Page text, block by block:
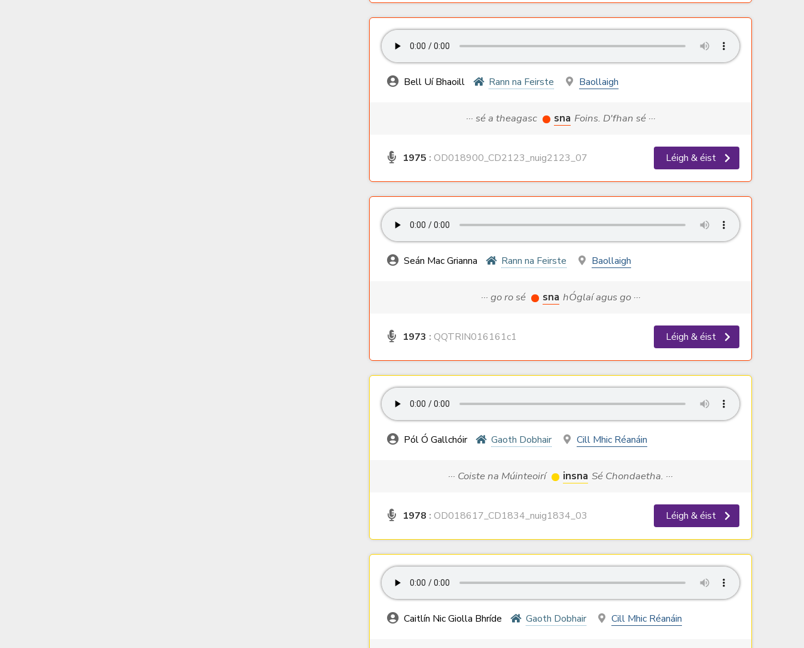
Bell Uí Bhaoill Rann na Feirste Baollaigh
··· sé a theagasc sna Foins. D'fhan sé ···
1975 : OD018900_CD2123_nuig2123_07 Léigh & éist
Seán Mac Grianna Rann na Feirste Baollaigh
··· go ro sé sna hÓglaí agus go ···
1973 : QQTRIN016161c1 Léigh & éist
Pól Ó Gallchóir Gaoth Dobhair Cill Mhic Réanáin
··· Coiste na Múinteoirí insna Sé Chondaetha. ···
1978 : OD018617_CD1834_nuig1834_03 Léigh & éist
Caitlín Nic Giolla Bhríde Gaoth Dobhair Cill Mhic Réanáin